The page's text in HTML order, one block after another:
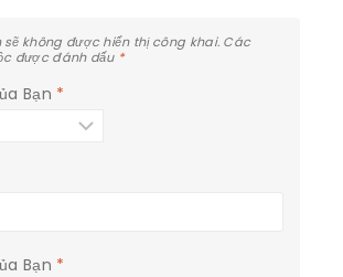
sẽ không được hiển thị công khai. Các
được đánh dấu *
Bạn *
Bạn *